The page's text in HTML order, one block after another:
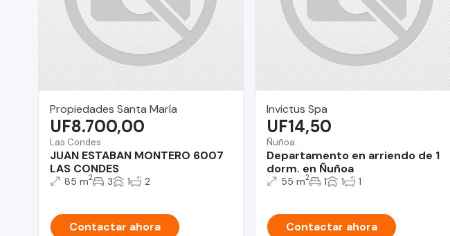
Propiedades Santa María
Las Condes
JUAN ESTABAN MONTERO 6007
LAS CONDES
UF8.700,00
85 m2 3 1 2
Contactar ahora
Invictus Spa
Ñuñoa
Departamento en arriendo de 1
dorm. en Ñuñoa
UF14,50
55 m2 1 1 1
Contactar ahora